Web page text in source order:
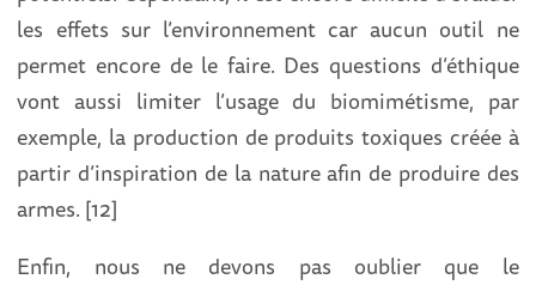
les effets sur l’environnement car aucun outil ne
permet encore de le faire. Des questions d’éthique
vont aussi limiter l’usage du biomimétisme, par
exemple, la production de produits toxiques créée à
partir d’inspiration de la nature afin de produire des
armes. [12]
Enfin, nous ne devons pas oublier que le